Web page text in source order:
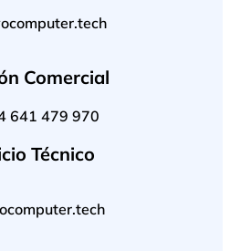
Comercial
641 479 970
Técnico